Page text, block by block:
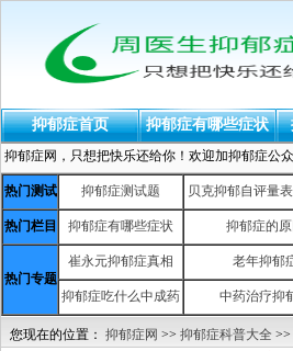
抑郁症首页 抑郁症有哪些症状
抑郁症网，只想把快乐还给你！欢迎加抑郁症公
热门测试 抑郁症测试题 贝克抑郁自评量表
热门栏目 抑郁症有哪些症状 抑郁症的原
热门专题
崔永元抑郁症真相 老年抑郁
抑郁症吃什么中成药 中药治疗抑
您现在的位置： 抑郁症网 >> 抑郁症科普大全 >>